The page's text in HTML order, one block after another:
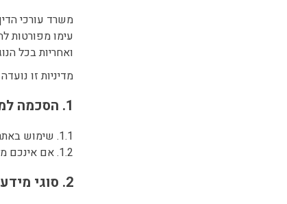
משרד עורכי
ואחריות בכל
מדיניות זו
1. הסכמה למדיניות הפרטיות
1.1. שימוש באתר ו/או מסירת מידע במסגרת השימוש באתר מהווים הסכמה למדיניות פרטיות זו.
1.2. אם אינכם מסכימים לתנאים המפורטים במסמך זה, הימנעו משימוש באתר.
2. סוגי מידע שנאסף